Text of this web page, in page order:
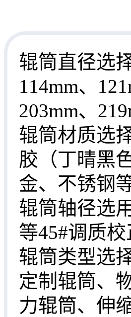
辊筒直径选
114mm、
203mm、
辊筒材质选
胶（丁晴黑
金、不锈钢等
辊筒轴径选
等45#调质校
辊筒类型选
定制辊筒、
力辊筒、伸